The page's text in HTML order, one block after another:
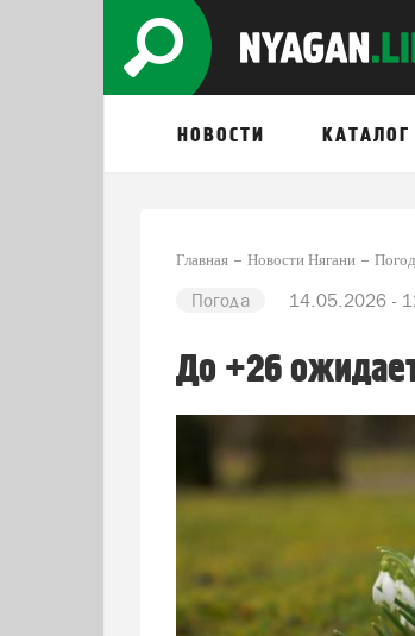
НОВОСТИ КАТАЛОГ
Главная Новости Нягани
Погода 14.05.2026 -
До +26